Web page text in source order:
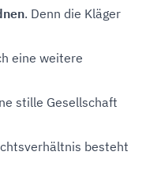
. Denn die Kläger
eine weitere
stille Gesellschaft
besteht